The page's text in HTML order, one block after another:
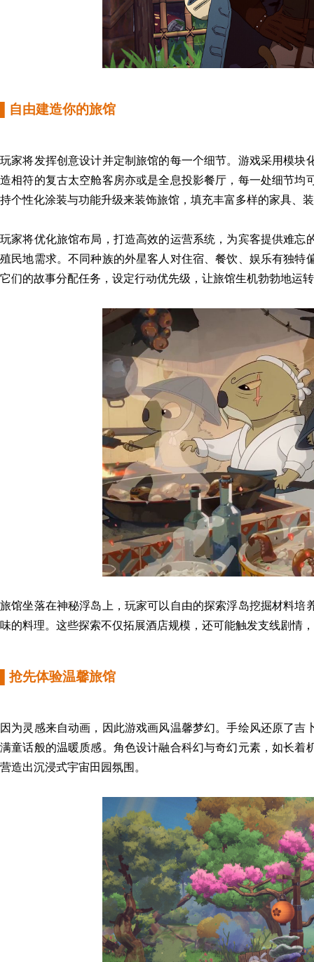
自由建造你的旅馆
玩家将发挥创意设计并定制旅馆的每一个细节。 游戏采用模块
造相符的复古太空舱客房亦或是全息投影餐厅，每一处细节均
持个性化涂装与功能升级来装饰旅馆，填充丰富多样的家具、
玩家将优化旅馆布局，打造高效的运营系统，为宾客提供难忘
殖民地需求。不同种族的外星客人对住宿、餐饮、娱乐有独特
它们的故事分配任务，设定行动优先级， 让旅馆生机勃勃地运
旅馆坐落在神秘浮岛上 ， 玩家可以自由的探索浮岛挖掘材料培
味的料理。这些探索不仅拓展酒店规模，还可能触发支线剧情
抢先体验温馨旅馆
因为灵感来自动画，因此游戏画风温馨梦幻。手绘风还原了吉
满童话般的温暖质感。角色设计融合科幻与奇幻元素，如长
营造出沉浸式宇宙田园氛围。